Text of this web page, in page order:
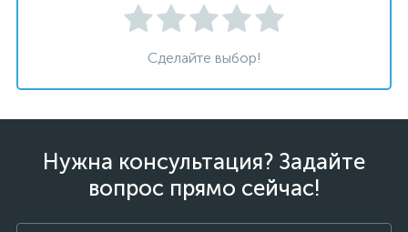
Сделайте выбор!
Нужна консультация? Задайте
вопрос прямо сейчас!